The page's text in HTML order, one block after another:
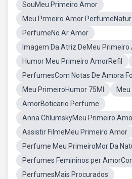
SouMeu Primeiro Amor
Meu Prmeiro Amor
PerfumeNo Ar Amor
Imagem Da Atriz DeMeu
Humor Meu Primeiro AmorRefil
PerfumesCom Notas De Amora
Meu PrimeiroHumor 75Ml
AmorBoticario Perfume
Anna ChlumskyMeu Primeiro
Assistir FilmeMeu Primeiro Amor
Perfume Meu PrimeiroMor Da
Perfumes Femininos per
PerfumesMais Procurados